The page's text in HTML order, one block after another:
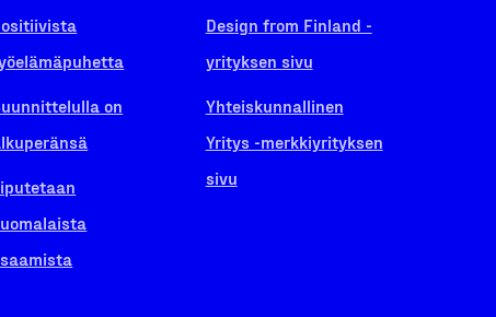
on
Design from Finland -
yrityksen sivu
Yhteiskunnallinen
Yritys -merkkiyrityksen
sivu